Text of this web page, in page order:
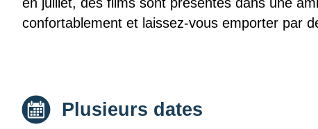
confortablement et laissez-vous emporter par
Date :
Plusieurs dates